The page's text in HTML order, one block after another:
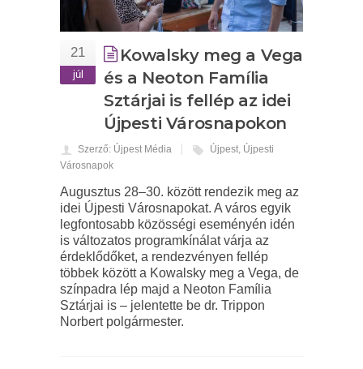
21
júl
Kowalsky meg a Vega
és a Neoton Família
Sztárjai is fellép az idei
Újpesti Városnapokon
Szerző: Újpest Média Újpest, Újpesti
Városnapok
Augusztus 28–30. között rendezik meg az
idei Újpesti Városnapokat. A város egyik
legfontosabb közösségi eseményén idén
is változatos programkínálat várja az
érdeklődőket, a rendezvényen fellép
többek között a Kowalsky meg a Vega, de
színpadra lép majd a Neoton Família
Sztárjai is – jelentette be dr. Trippon
Norbert polgármester.